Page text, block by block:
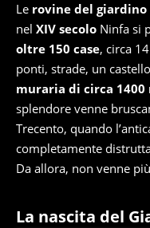
Le rovine del
nel XIV secolo Ninfa si
oltre 150 case, circa
ponti, strade, un
muraria di circa
splendore venne
Trecento, quando
completamente
Da allora, non venne
La nascita del